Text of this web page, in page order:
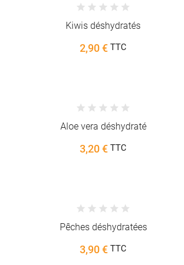
Kiwis déshydratés
2,90 € TTC
Aloe vera déshydraté
3,20 € TTC
Pêches déshydratées
3,90 € TTC